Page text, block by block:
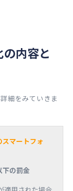
内容と
細をみていきま
スマートフォ
下の罰金